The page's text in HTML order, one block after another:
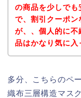
の商品を少しで
で、割引クーポン
が、、個人的に
品はかなり気に入
多分、こちらのペ
織布三層構造マス